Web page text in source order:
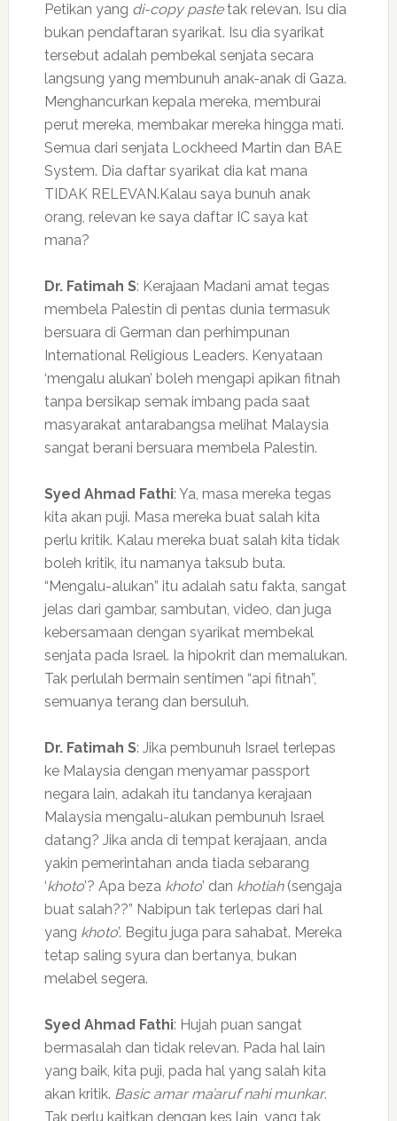
Petikan yang di-copy pastetak relevan. Isu dia
bukan pendaftaran syarikat. Isu dia syarikat
tersebut adalah pembekal senjata secara
langsung yang membunuh anak-anak di Gaza.
Menghancurkan kepala mereka, memburai
perut mereka, membakar mereka hingga mati.
Semua dari senjata Lockheed Martin dan BAE
System. Dia daftar syarikat dia kat mana
TIDAK RELEVAN.Kalau saya bunuh anak
orang, relevan ke saya daftar IC saya kat
mana?
Dr. Fatimah S: Kerajaan Madani amat tegas
membela Palestin di pentas dunia termasuk
bersuara di German dan perhimpunan
International Religious Leaders. Kenyataan
‘mengalu alukan’ boleh mengapi apikan fitnah
tanpa bersikap semak imbang pada saat
masyarakat antarabangsa melihat Malaysia
sangat berani bersuara membela Palestin.
Syed Ahmad Fathi: Ya, masa mereka tegas
kita akan puji. Masa mereka buat salah kita
perlu kritik. Kalau mereka buat salah kita tidak
boleh kritik, itu namanya taksub buta.
“Mengalu-alukan” itu adalah satu fakta, sangat
jelas dari gambar, sambutan, video, dan juga
kebersamaan dengan syarikat membekal
senjata pada Israel. Ia hipokrit dan memalukan.
Tak perlulah bermain sentimen “api fitnah”,
semuanya terang dan bersuluh.
Dr. Fatimah S: Jika pembunuh Israel terlepas
ke Malaysia dengan menyamar passport
negara lain, adakah itu tandanya kerajaan
Malaysia mengalu-alukan pembunuh Israel
datang? Jika anda di tempat kerajaan, anda
yakin pemerintahan anda tiada sebarang
‘khoto’? Apa beza khoto’ dan khotiah (sengaja
buat salah??” Nabipun tak terlepas dari hal
yang khoto’. Begitu juga para sahabat. Mereka
tetap saling syura dan bertanya, bukan
melabel segera.
Syed Ahmad Fathi: Hujah puan sangat
bermasalah dan tidak relevan. Pada hal lain
yang baik, kita puji, pada hal yang salah kita
akan kritik. Basic amar ma’aruf nahi munkar.
Tak perlu kaitkan dengan kes lain, yang tak